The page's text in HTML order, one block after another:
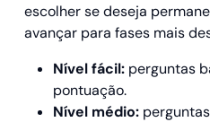
escolher se deseja
avançar para fases mais
Nível fácil: perguntas
pontuação.
Nível médio: